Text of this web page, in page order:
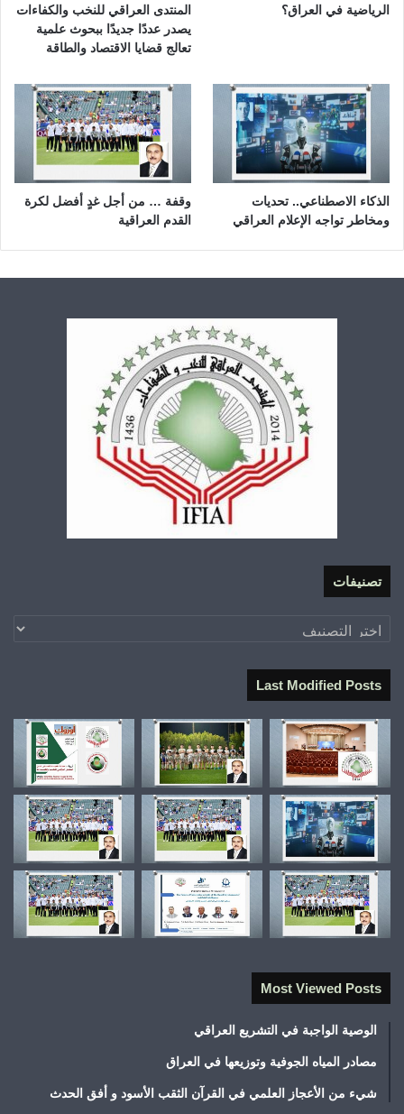
الرياضية في العراق؟
المنتدى العراقي للنخب والكفاءات
يصدر عددًا جديدًا ببحوث علمية
تعالج قضايا الاقتصاد والطاقة
الذكاء الاصطناعي.. تحديات
ومخاطر تواجه الإعلام العراقي
وقفة … من أجل غدٍ أفضل لكرة
القدم العراقية
تصنيفات
تصنيفات
Last Modified Posts
Most Viewed Posts
الوصية الواجبة في التشريع العراقي
مصادر المياه الجوفية وتوزيعها في العراق
شيء من الأعجاز العلمي في القرآن الثقب الأسود و أفق الحدث